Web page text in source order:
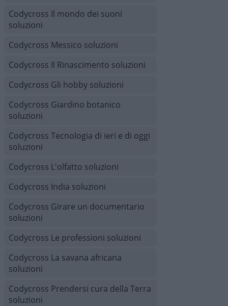
Codycross Il mondo dei suoni
soluzioni
Codycross Messico soluzioni
Codycross Il Rinascimento soluzioni
Codycross Gli hobby soluzioni
Codycross Giardino botanico
soluzioni
Codycross Tecnologia di ieri e di oggi
soluzioni
Codycross L'olfatto soluzioni
Codycross India soluzioni
Codycross Girare un documentario
soluzioni
Codycross Le professioni soluzioni
Codycross La savana africana
soluzioni
Codycross Prendersi cura della Terra
soluzioni